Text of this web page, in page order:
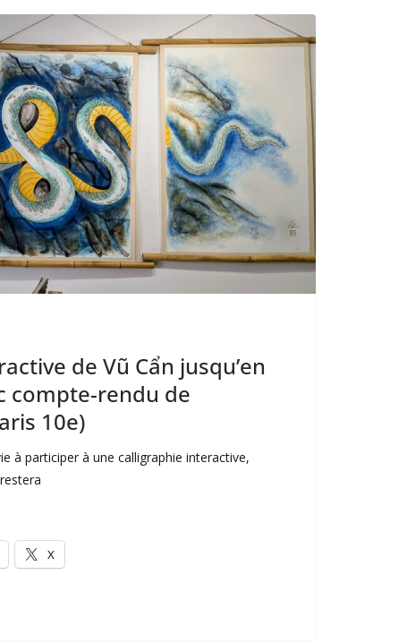
de Vũ Cẩn jusqu’en
compte-rendu de
10e)
à participer à une calligraphie interactive,
X